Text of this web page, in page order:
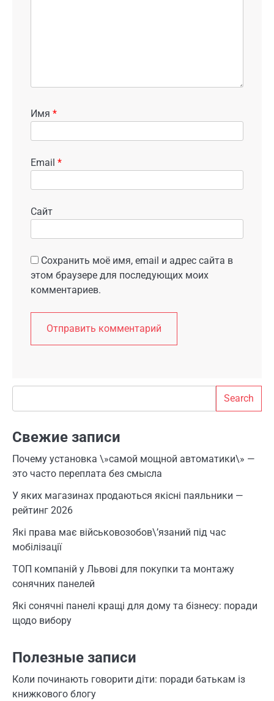
Имя *
Email *
Сайт
Сохранить моё имя, email и адрес сайта в
этом браузере для последующих моих
комментариев.
Search
Свежие записи
Почему установка \»самой мощной автоматики\» —
это часто переплата без смысла
У яких магазинах продаються якісні паяльники —
рейтинг 2026
Які права має військовозобов\’язаний під час
мобілізації
ТОП компаній у Львові для покупки та монтажу
сонячних панелей
Які сонячні панелі кращі для дому та бізнесу: поради
щодо вибору
Полезные записи
Коли починають говорити діти: поради батькам із
книжкового блогу